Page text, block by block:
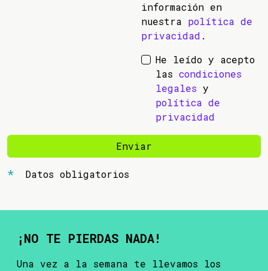
información en
nuestra política de
privacidad .
He leído y acepto
las condiciones
legales y
política de
privacidad
Enviar
Datos obligatorios
¡NO TE PIERDAS NADA!
Una vez a la semana te llevamos los